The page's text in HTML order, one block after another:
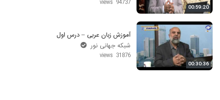
00:59:20
94737 views
00:30:36
آموزش زبان عربی – درس اول
شبکه جهانی نور
31876 views